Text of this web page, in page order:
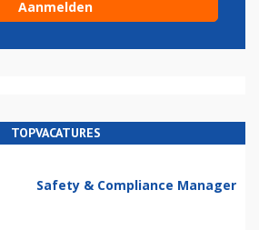
TOPVACATURES
Safety & Compliance Manager